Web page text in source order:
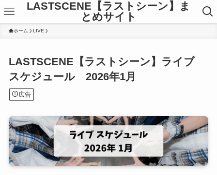
LASTSCENE【ラストシーン】ま
とめサイト
ホーム LIVE
LASTSCENE【ラストシーン】ライブ
スケジュール 2026年1月
広告